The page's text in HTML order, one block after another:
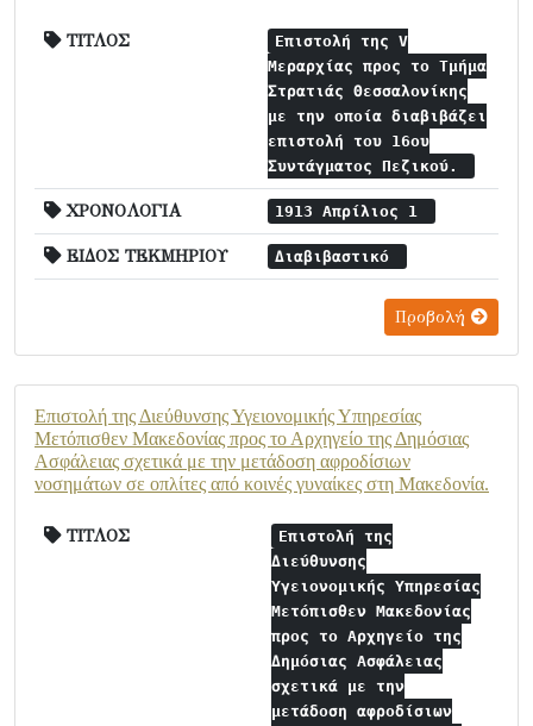
ΤΙΤΛΟΣ
Επιστολή της V
Μεραρχίας προς το Τμήμα
Στρατιάς Θεσσαλονίκης
με την οποία διαβιβάζει
επιστολή του 16ου
Συντάγματος Πεζικού.
ΧΡΟΝΟΛΟΓΙΑ 1913 Απρίλιος 1
ΕΙΔΟΣ ΤΕΚΜΗΡΙΟΥ Διαβιβαστικό
Προβολή
Επιστολή της Διεύθυνσης Υγειονομικής Υπηρεσίας
Μετόπισθεν Μακεδονίας προς το Αρχηγείο της Δημόσιας
Ασφάλειας σχετικά με την μετάδοση αφροδίσιων
νοσημάτων σε οπλίτες από κοινές γυναίκες στη Μακεδονία.
ΤΙΤΛΟΣ
Επιστολή της
Διεύθυνσης
Υγειονομικής Υπηρεσίας
Μετόπισθεν Μακεδονίας
προς το Αρχηγείο της
Δημόσιας Ασφάλειας
σχετικά με την
μετάδοση αφροδίσιων